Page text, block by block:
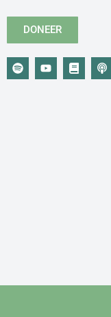
DONEER